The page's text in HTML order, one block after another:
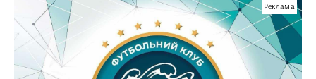
Реклама